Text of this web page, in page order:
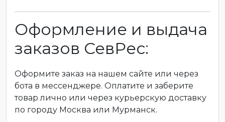
Оформление и выдача
заказов СевРес:
Оформите заказ на нашем сайте или через
бота в мессенджере. Оплатите и заберите
товар лично или через курьерскую доставку
по городу Москва или Мурманск.